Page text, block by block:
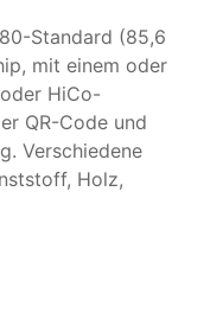
Standard (85,6
mit einem oder
HiCo-
QR-Code und
Verschiedene
Holz,